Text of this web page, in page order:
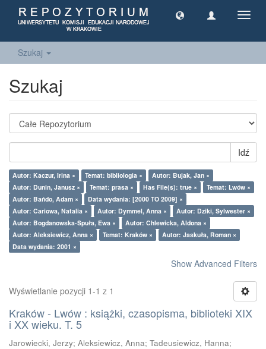
Szukaj
Szukaj
Idź
Autor: Kaczur, Irina × Temat: bibliologia ×
Autor: Bujak, Jan ×
Autor: Dunin, Janusz ×
Temat: prasa × Has File(s): true ×
Temat: Lwów ×
Autor: Bańdo, Adam ×
Data wydania: [2000 TO 2009] ×
Autor: Cariowa, Natalia ×
Autor: Dymmel, Anna ×
Autor: Dziki, Sylwester ×
Autor: Bogdanowska-Spuła, Ewa ×
Autor: Chlewicka, Aldona ×
Autor: Aleksiewicz, Anna ×
Temat: Kraków ×
Autor: Jaskuła, Roman ×
Data wydania: 2001 ×
Show Advanced Filters
Wyświetlanie pozycji 1-1 z 1
Kraków - Lwów : książki, czasopisma, biblioteki XIX
i XX wieku. T. 5
Jarowiecki, Jerzy; Aleksiewicz, Anna; Tadeusiewicz, Hanna;